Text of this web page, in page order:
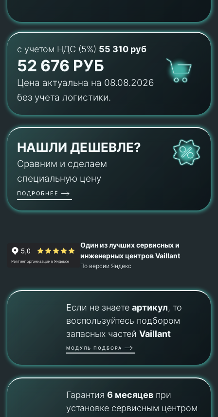
с учетом НДС (5%) 55 310 руб
52 676 РУБ
Цена актуальна на 08.08.2026
без учета логистики.
НАШЛИ ДЕШЕВЛЕ?
Сравним и сделаем
специальную цену
ПОДРОБНЕЕ
Один из лучших сервисных и
инженерных центров Vaillant
По версии Яндекс
Если не знаете артикул, то
воспользуйтесь подбором
запасных частей Vaillant
МОДУЛЬ ПОДБОРА
Гарантия 6 месяцевпри
установке сервисным центром